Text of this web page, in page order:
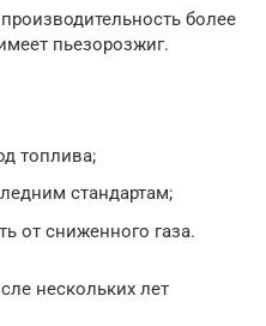
более
пьезорозжиг.
топлива;
стандартам;
от сниженного газа.
нескольких лет